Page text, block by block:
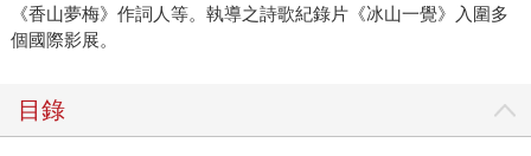
《香山夢梅》作詞人等。執導之詩歌紀錄片《冰山一覺》入圍多
個國際影展。
目錄